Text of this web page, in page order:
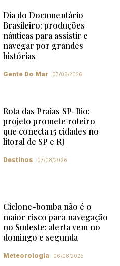
Dia do Documentário
Brasileiro: produções
náuticas para assistir e
navegar por grandes
histórias
Gente Do Mar 07/08/2026
Rota das Praias SP-Rio:
projeto promete roteiro
que conecta 15 cidades no
litoral de SP e RJ
Destinos 07/08/2026
Ciclone-bomba não é o
maior risco para navegação
no Sudeste; alerta vem no
domingo e segunda
Meteorologia 06/08/2026